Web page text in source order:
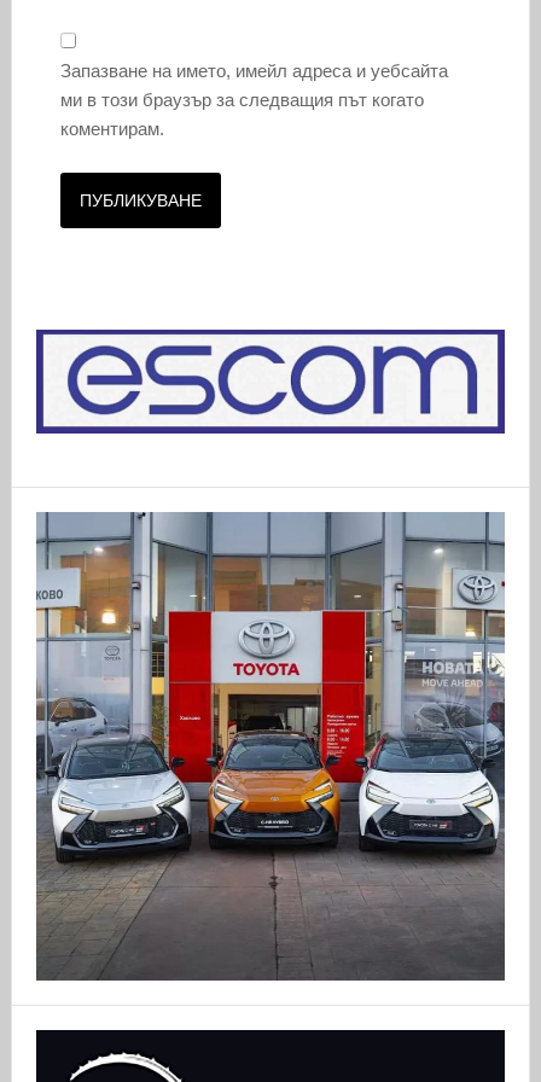
Запазване на името, имейл адреса и уебсайта
ми в този браузър за следващия път когато
коментирам.